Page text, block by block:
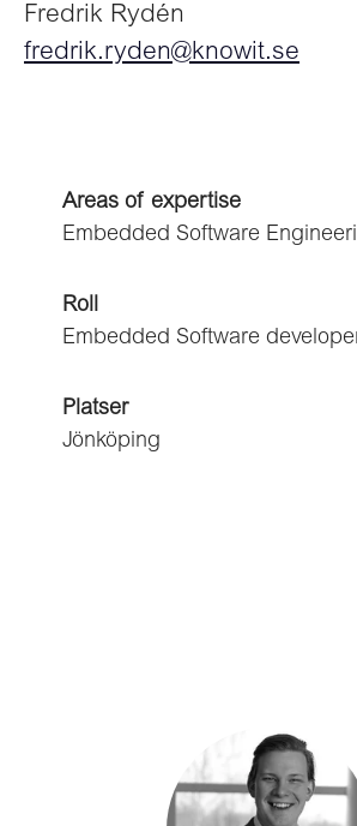
Fredrik Rydén
fredrik.ryden@knowit.se
Areas of expertise
Embedded Software
Roll
Embedded Software
Platser
Jönköping